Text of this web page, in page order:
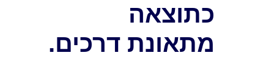
כתוצאה
מתאונת דרכים.